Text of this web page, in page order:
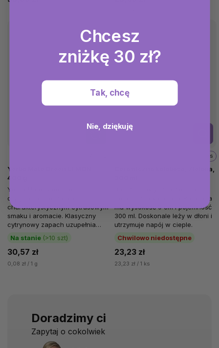
Yerba Mate Green LEMON -
400 g
Na stanie (>10 szt)
30,57 zł
0,08 zł / 1 g
Yerba Mate Green Lemon to
oryginalna mieszanka o
charakterystycznym cytrusowym
smaku i aromacie. Klasyczny
cytrynowy zapach uzupełnia
naturalny aromat yerba mate i
lekko...
Ceramiczna kalabasa, Zielona,
Chwilowo niedostępne
1 ks
23,23 zł
23,23 zł / 1 ks
ceramiczna kalabasa. Kalabasa
ma wysokość 9 cm i pojemność
300 ml. Doskonale leży w dłoni i
utrzymuje napój w cieple.
Doradzimy ci
Zapytaj o cokolwiek
Chcesz
zniżkę 30 zł?
Tak, chcę
Nie, dziękuję